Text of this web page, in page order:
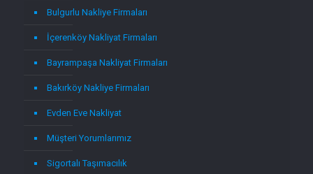
Bulgurlu Nakliye Firmaları
İçerenköy Nakliyat Firmaları
Bayrampaşa Nakliyat Firmaları
Bakırköy Nakliye Firmaları
Evden Eve Nakliyat
Müşteri Yorumlarımız
Sigortalı Taşımacılık